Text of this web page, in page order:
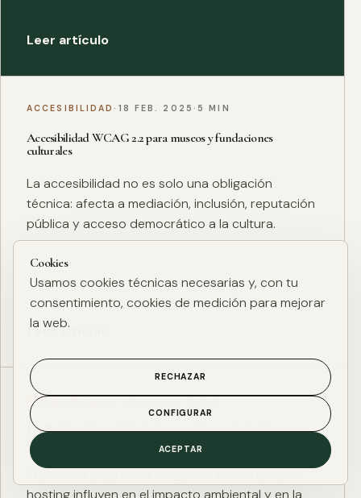
Leer artículo
ACCESIBILIDAD · 18 FEB. 2025 · 5 MIN
Accesibilidad WCAG 2.2 para museos y fundaciones
culturales
La accesibilidad no es solo una obligación
técnica: afecta a mediación, inclusión, reputación
pública y acceso democrático a la cultura.
Leer artículo
ESG DIGITAL·27 ENE. 2025·4 MIN
Huella de carbono digital: cómo medir y reducir el impacto
ESG de una web
El peso de página, las imágenes, los scripts y el
hosting influyen en el impacto ambiental y en la
Cookies
Usamos cookies técnicas necesarias y, con tu
consentimiento, cookies de medición para mejorar
la web.
RECHAZAR
CONFIGURAR
ACEPTAR